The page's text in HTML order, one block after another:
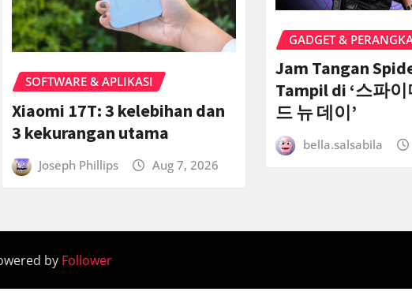
SOFTWARE & APLIKASI
Xiaomi 17T: 3 kelebihan dan
3 kekurangan utama
Joseph Phillips Aug 7, 2026
GADGET &
Jam Tangan
Tampil di ‘스파
드 뉴 데이’
bella.salsabila
by Follower